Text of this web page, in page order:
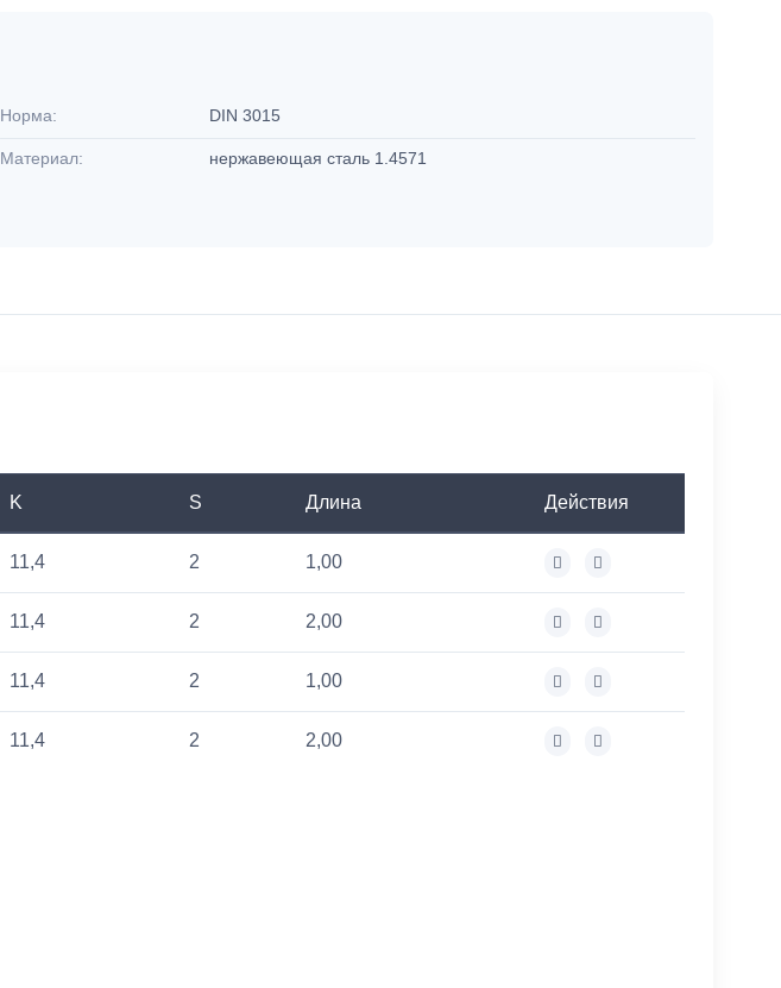
Норма: DIN 3015
Материал: нержавеющая сталь 1.4571
K S Длина Действия
11,4 2 1,00
11,4 2 2,00
11,4 2 1,00
11,4 2 2,00